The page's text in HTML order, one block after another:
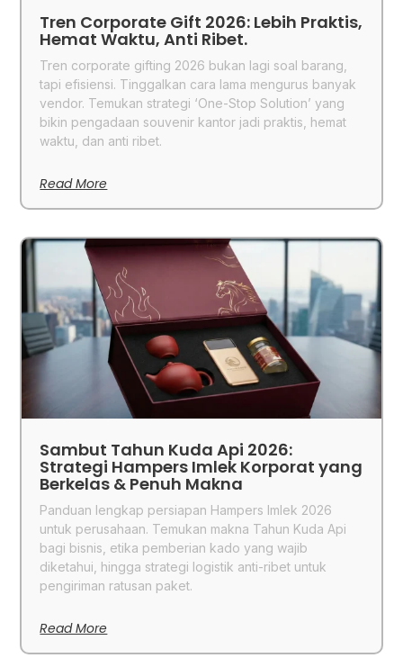
Tren Corporate Gift 2026: Lebih Praktis,
Hemat Waktu, Anti Ribet.
Tren corporate gifting 2026 bukan lagi soal barang,
tapi efisiensi. Tinggalkan cara lama mengurus banyak
vendor. Temukan strategi ‘One-Stop Solution’ yang
bikin pengadaan souvenir kantor jadi praktis, hemat
waktu, dan anti ribet.
Read More
Sambut Tahun Kuda Api 2026:
Strategi Hampers Imlek Korporat yang
Berkelas & Penuh Makna
Panduan lengkap persiapan Hampers Imlek 2026
untuk perusahaan. Temukan makna Tahun Kuda Api
bagi bisnis, etika pemberian kado yang wajib
diketahui, hingga strategi logistik anti-ribet untuk
pengiriman ratusan paket.
Read More